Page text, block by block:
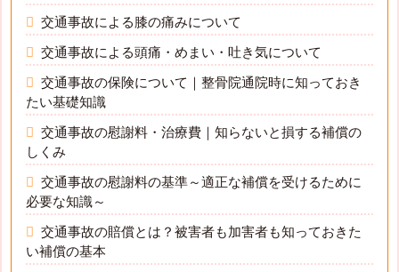
交通事故による膝の痛みについて
交通事故による頭痛・めまい・吐き気について
交通事故の保険について｜整骨院通院時に知っておき
たい基礎知識
交通事故の慰謝料・治療費｜知らないと損する補償の
しくみ
交通事故の慰謝料の基準～適正な補償を受けるために
必要な知識～
交通事故の賠償とは？被害者も加害者も知っておきた
い補償の基本